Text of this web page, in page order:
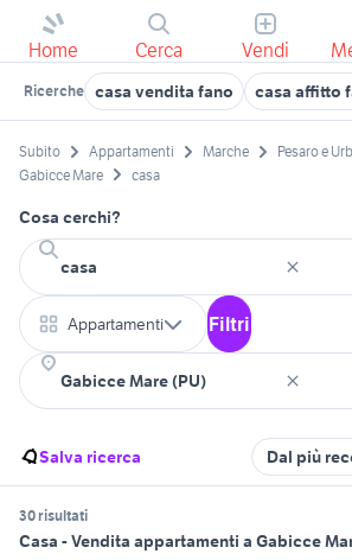
Home Cerca Vendi
Ricerche casa vendita fano casa affitto
Subito Appartamenti Marche
Pesaro e
Gabicce Mare
casa
Cosa cerchi?
Appartamenti Filtri
Salva ricerca Dal più
30 risultati
Casa - Vendita appartamenti a Gabicce